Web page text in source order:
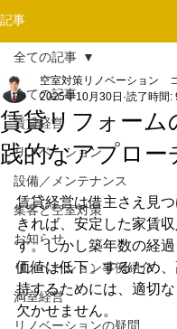
記事
全ての記事
賃貸経営
リノベーション
設備／メンテナンス
集客と空室対策
お知らせ
リノベーション事例紹介
満室経営
リノベーションの疑問
全ての記事
賃貸リフォーム
践的なアプロー
空室対策リノベーション
2025年10月30日 読了時間:
賃貸経営は借主さえ見
きれば、安定した家賃
す。しかし築年数の経
価値は低下」するため
持するためには、適切
欠かせません。